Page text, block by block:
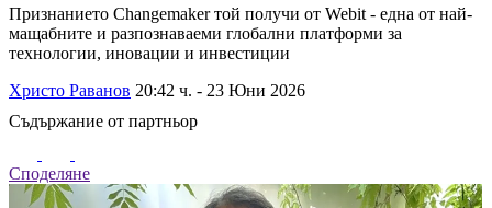
Признанието Changemaker той получи от Webit - една от най-
мащабните и разпознаваеми глобални платформи за
технологии, иновации и инвестиции
Христо Раванов 20:42 ч. - 23 Юни 2026
Съдържание от партньор
Споделяне